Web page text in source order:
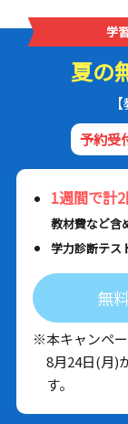
学
夏の
予約受
1週間で計
教材費など含
学力診断テス
無
※本キャンペー
8月24日(月)
す。